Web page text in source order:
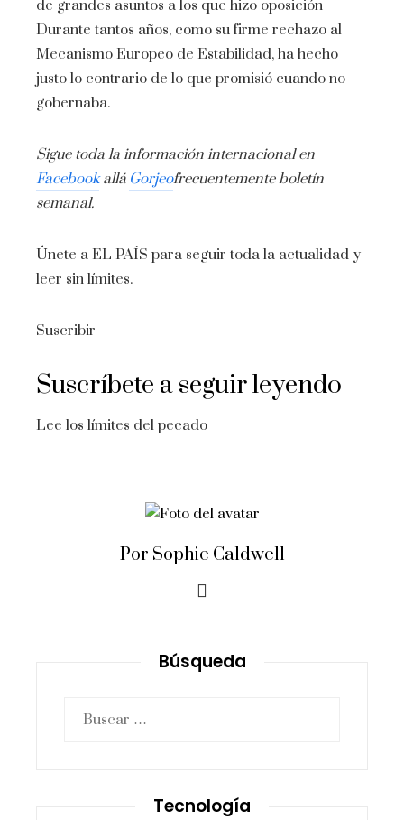
de grandes asuntos a los que hizo oposición
Durante tantos años, como su firme rechazo al
Mecanismo Europeo de Estabilidad, ha hecho
justo lo contrario de lo que promisió cuando no
gobernaba.
Sigue toda la información internacional en
Facebookallá Gorjeofrecuentementeboletín
semanal.
Únete a EL PAÍS para seguir toda la actualidad y
leer sin límites.
Suscribir
Suscríbete a seguir leyendo
Lee los límites del pecado
Por Sophie Caldwell
Búsqueda
Tecnología